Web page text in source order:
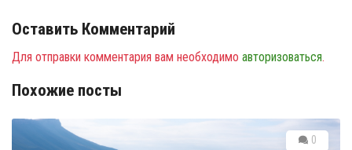
Оставить Комментарий
Для отправки комментария вам необходимо авторизоваться.
Похожие посты
0